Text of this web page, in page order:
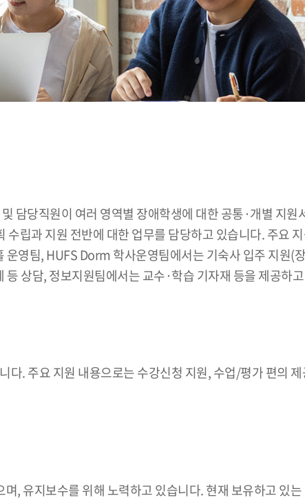
담당직원이 여러 영역별 장애학생에 대한 공통·개별 지
립과 지원 전반에 대한 업무를 담당하고 있습니다. 주요
영팀, HUFS Dorm 학사운영팀에서는 기숙사 입주 지원(
상담, 정보지원팀에서는 교수·학습 기자재 등을 제공하
. 주요 지원 내용으로는 수강신청 지원, 수업/평가 편의
, 유지보수를 위해 노력하고 있습니다. 현재 보유하고 있